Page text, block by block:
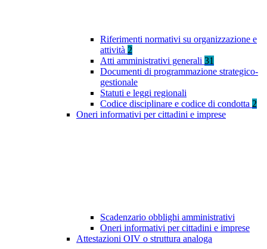
Riferimenti normativi su organizzazione e
attività 2
Atti amministrativi generali 31
Documenti di programmazione strategico-
gestionale
Statuti e leggi regionali
Codice disciplinare e codice di condotta 2
Oneri informativi per cittadini e imprese
Scadenzario obblighi amministrativi
Oneri informativi per cittadini e imprese
Attestazioni OIV o struttura analoga